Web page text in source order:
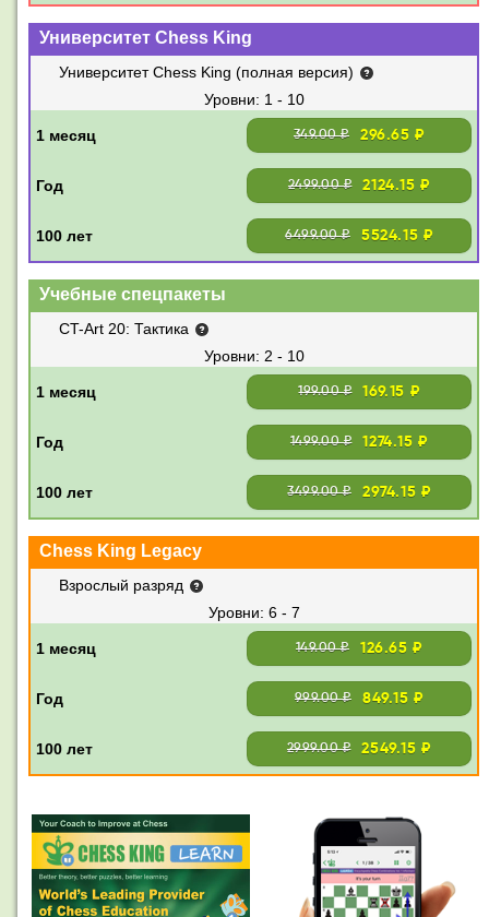
Университет Chess King
Университет Chess King (полная версия)
1 - 10
349.00 ₽ 296.65 ₽
2499.00 ₽ 2124.15 ₽
6499.00 ₽ 5524.15 ₽
Учебные спецпакеты
CT-Art 20: Тактика
2 - 10
199.00 ₽ 169.15 ₽
1499.00 ₽ 1274.15 ₽
3499.00 ₽ 2974.15 ₽
Chess King Legacy
Взрослый разряд
6 - 7
149.00 ₽ 126.65 ₽
999.00 ₽ 849.15 ₽
2999.00 ₽ 2549.15 ₽